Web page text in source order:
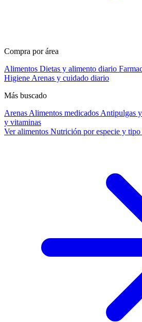
Compra por área
Alimentos Dietas y alimento diario
Higiene Arenas y cuidado diario
Más buscado
Arenas Alimentos medicados Antipulgas
y vitaminas
Ver alimentos Nutrición por especie y tipo